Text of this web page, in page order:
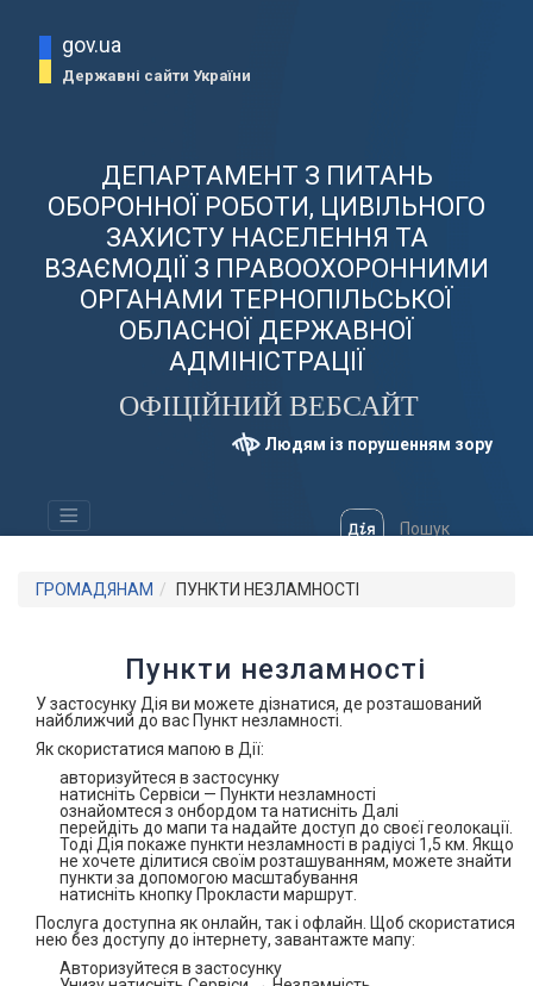
gov.ua
Державні сайти України
ДЕПАРТАМЕНТ З ПИТАНЬ
ОБОРОННОЇ РОБОТИ, ЦИВІЛЬНОГО
ЗАХИСТУ НАСЕЛЕННЯ ТА
ВЗАЄМОДІЇ З ПРАВООХОРОННИМИ
ОРГАНАМИ ТЕРНОПІЛЬСЬКОЇ
ОБЛАСНОЇ ДЕРЖАВНОЇ
АДМІНІСТРАЦІЇ
ОФІЦІЙНИЙ ВЕБСАЙТ
Людям із порушенням зору
ГРОМАДЯНАМ ПУНКТИ НЕЗЛАМНОСТІ
Пункти незламності
У застосунку Дія ви можете дізнатися, де розташований
найближчий до вас Пункт незламності.
Як скористатися мапою в Дії:
авторизуйтеся в застосунку
натисніть Сервіси — Пункти незламності
ознайомтеся з онбордом та натисніть Далі
перейдіть до мапи та надайте доступ до своєї геолокації.
Тоді Дія покаже пункти незламності в радіусі 1,5 км. Якщо
не хочете ділитися своїм розташуванням, можете знайти
пункти за допомогою масштабування
натисніть кнопку Прокласти маршрут.
Послуга доступна як онлайн, так і офлайн. Щоб скористатися
нею без доступу до інтернету, завантажте мапу:
Авторизуйтеся в застосунку